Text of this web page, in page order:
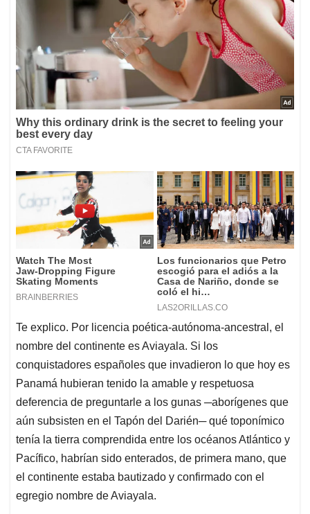
Te explico. Por licencia poética-autónoma-ancestral, el
nombre del continente es Aviayala. Si los
conquistadores españoles que invadieron lo que hoy es
Panamá hubieran tenido la amable y respetuosa
deferencia de preguntarle a los gunas ─aborígenes que
aún subsisten en el Tapón del Darién─ qué toponímico
tenía la tierra comprendida entre los océanos Atlántico y
Pacífico, habrían sido enterados, de primera mano, que
el continente estaba bautizado y confirmado con el
egregio nombre de Aviayala.